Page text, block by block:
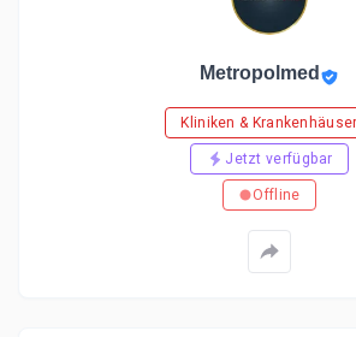
Metropolmed
Kliniken & Krankenhäuser
Jetzt verfügbar
Offline